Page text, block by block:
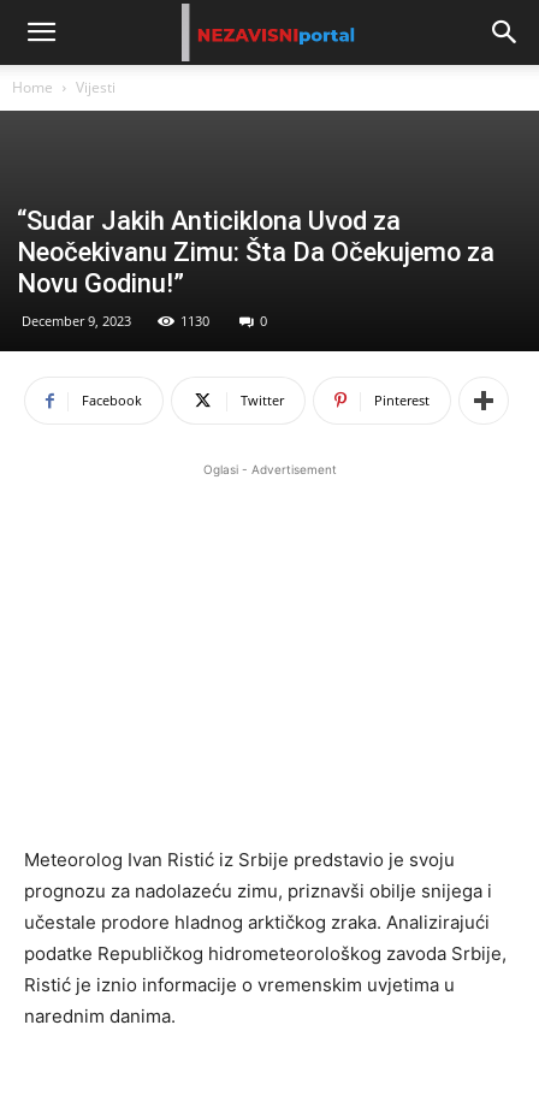
Home Vijesti
“Sudar Jakih Anticiklona Uvod za
Neočekivanu Zimu: Šta Da Očekujemo za
Novu Godinu!”
December 9, 2023 1130 0
Facebook Twitter Pinterest
Oglasi - Advertisement
Meteorolog Ivan Ristić iz Srbije predstavio je svoju
prognozu za nadolazeću zimu, priznavši obilje snijega i
učestale prodore hladnog arktičkog zraka. Analizirajući
podatke Republičkog hidrometeorološkog zavoda Srbije,
Ristić je iznio informacije o vremenskim uvjetima u
narednim danima.